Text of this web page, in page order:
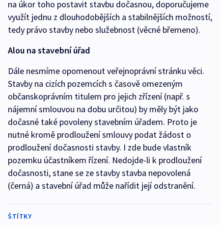
na úkor toho postavit stavbu dočasnou, doporučujeme
využít jednu z dlouhodobějších a stabilnějších možností,
tedy právo stavby nebo služebnost (věcné břemeno).
Alou na stavební úřad
Dále nesmíme opomenout veřejnoprávní stránku věci.
Stavby na cizích pozemcích s časově omezeným
občanskoprávním titulem pro jejich zřízení (např. s
nájemní smlouvou na dobu určitou) by měly být jako
dočasné také povoleny stavebním úřadem. Proto je
nutné kromě prodloužení smlouvy podat žádost o
prodloužení dočasnosti stavby. I zde bude vlastník
pozemku účastníkem řízení. Nedojde-li k prodloužení
dočasnosti, stane se ze stavby stavba nepovolená
(černá) a stavební úřad může nařídit její odstranění.
ŠTÍTKY